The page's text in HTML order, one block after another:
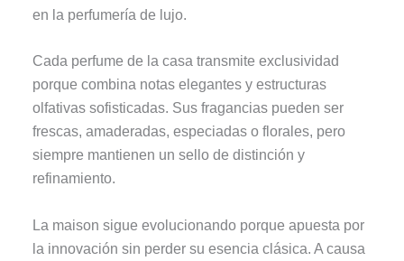
en la perfumería de lujo.
Cada perfume de la casa transmite exclusividad
porque combina notas elegantes y estructuras
olfativas sofisticadas. Sus fragancias pueden ser
frescas, amaderadas, especiadas o florales, pero
siempre mantienen un sello de distinción y
refinamiento.
La maison sigue evolucionando porque apuesta por
la innovación sin perder su esencia clásica. A causa